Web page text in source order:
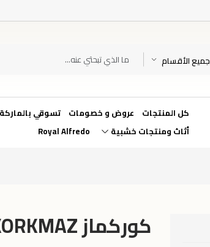
جميع الأقسام
كل المنتجات عروض و خصومات تسوقي بالماركة
أثاث ومنتجات خشبية
Royal Alfredo
كوركماز KORKMAZ